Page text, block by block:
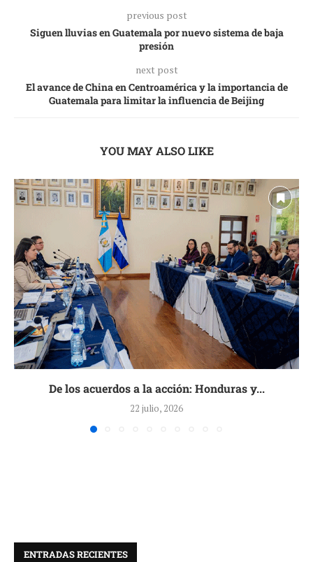
previous post
Siguen lluvias en Guatemala por nuevo sistema de baja
presión
next post
El avance de China en Centroamérica y la importancia de
Guatemala para limitar la influencia de Beijing
YOU MAY ALSO LIKE
De los acuerdos a la acción: Honduras y...
22 julio, 2026
ENTRADAS RECIENTES